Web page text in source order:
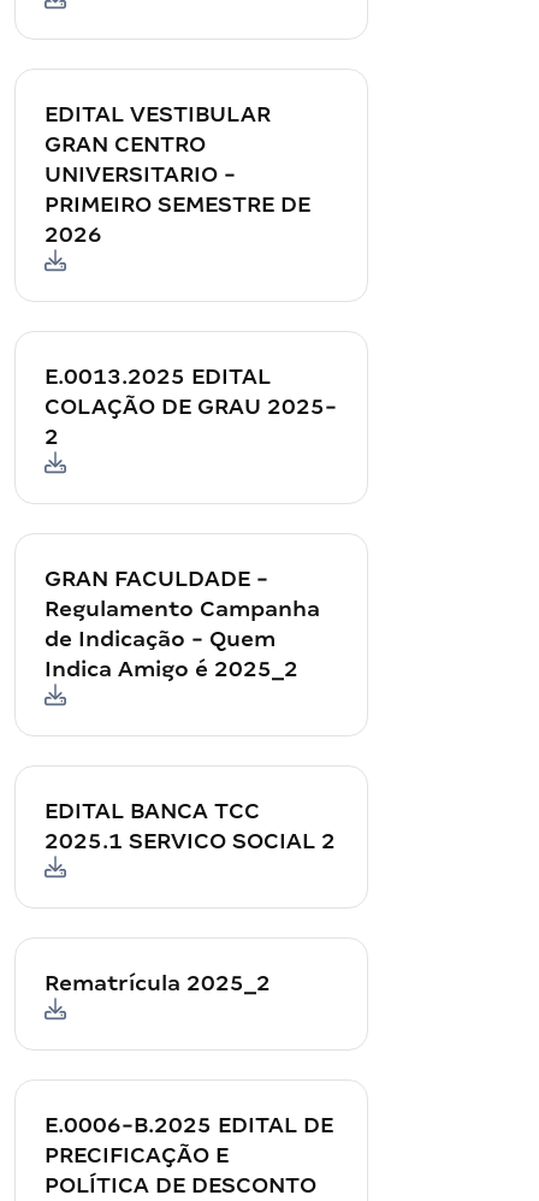
EDITAL VESTIBULAR
GRAN CENTRO
UNIVERSITARIO -
PRIMEIRO SEMESTRE DE
2026
E.0013.2025 EDITAL
COLAÇÃO DE GRAU 2025-
2
GRAN FACULDADE -
Regulamento Campanha
de Indicação - Quem
Indica Amigo é 2025_2
EDITAL BANCA TCC
2025.1 SERVICO SOCIAL 2
Rematrícula 2025_2
E.0006-B.2025 EDITAL DE
PRECIFICAÇÃO E
POLÍTICA DE DESCONTO